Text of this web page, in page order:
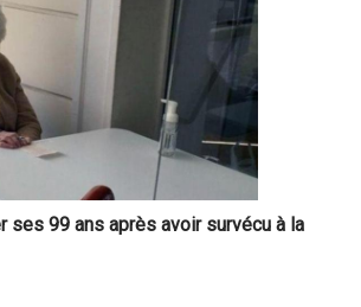
ses 99 ans après avoir survécu à la